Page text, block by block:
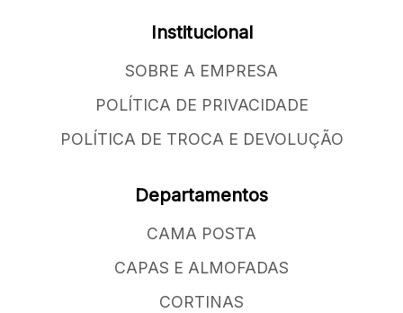
Institucional
SOBRE A EMPRESA
POLÍTICA DE PRIVACIDADE
POLÍTICA DE TROCA E DEVOLUÇÃO
Departamentos
CAMA POSTA
CAPAS E ALMOFADAS
CORTINAS